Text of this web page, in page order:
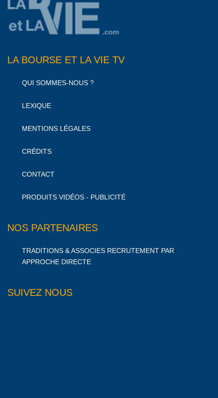
LA BOURSE ET LA VIE TV
QUI SOMMES-NOUS ?
LEXIQUE
MENTIONS LÉGALES
CRÉDITS
CONTACT
PRODUITS VIDÉOS - PUBLICITÉ
NOS PARTENAIRES
TRADITIONS & ASSOCIES RECRUTEMENT PAR
APPROCHE DIRECTE
SUIVEZ NOUS